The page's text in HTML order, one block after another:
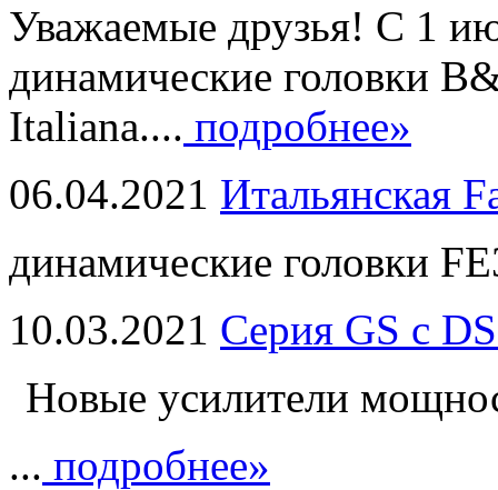
Уважаемые друзья! С 1
динамические головки
Italiana.... подробнее»
06.04.2021 Итальянская
динамические головки
10.03.2021 Серия GS с
Новые усилители
... подробнее»